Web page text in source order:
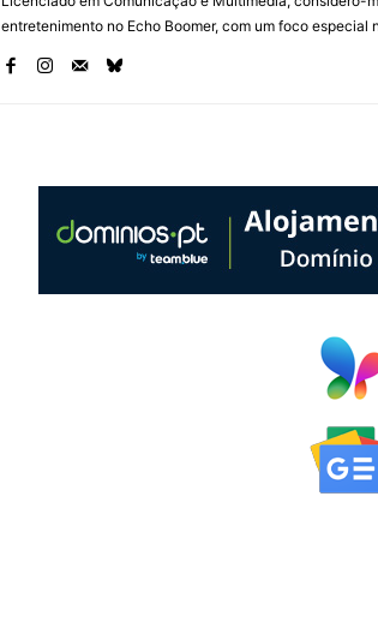
entretenimento no Echo Boomer, com um foco especial